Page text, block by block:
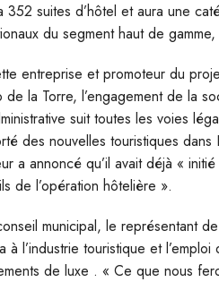
352 suites d’hôtel et aura une
du segment haut de
entreprise et promoteur du
de la Torre, l’engagement de la
suit toutes les voies
des nouvelles touristiques
a annoncé qu’il avait déjà «
de l’opération hôtelière ».
municipal, le représentant
à l’industrie touristique et
de luxe . « Ce que nous